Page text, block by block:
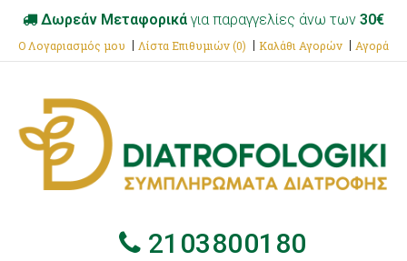
Δωρεάν Μεταφορικά για παραγγελίες άνω των 30€
Ο Λογαριασμός μου Λίστα Επιθυμιών (0) Καλάθι Αγορών Αγορά
2103800180